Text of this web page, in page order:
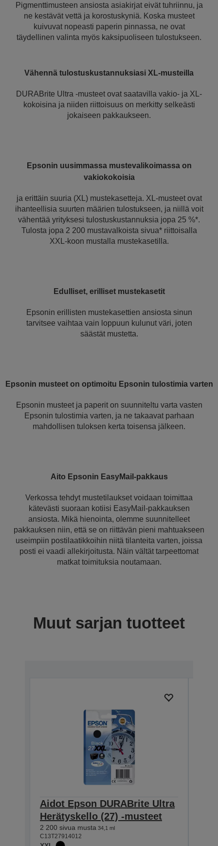
Pigmenttimusteen ansiosta asiakirjat eivät tuhriinnu, ja
ne kestävät vettä ja korostuskyniä. Koska musteet
kuivuvat nopeasti paperin pinnassa, ne ovat
täydellinen valinta myös kaksipuoliseen tulostukseen.
Vähennä tulostuskustannuksiasi XL-musteilla
DURABrite Ultra -musteet ovat saatavilla vakio- ja XL-
kokoisina ja niiden riittoisuus on merkitty selkeästi
jokaiseen pakkaukseen.
Epsonin uusimmassa mustevalikoimassa on
vakiokokoisia
ja erittäin suuria (XL) mustekasetteja. XL-musteet ovat
ihanteellisia suurten määrien tulostukseen, ja niillä voit
vähentää yrityksesi tulostuskustannuksia jopa 25 %*.
Tulosta jopa 2 200 mustavalkoista sivua* riittoisalla
XXL-koon mustalla mustekasetilla.
Edulliset, erilliset mustekasetit
Epsonin erillisten mustekasettien ansiosta sinun
tarvitsee vaihtaa vain loppuun kulunut väri, joten
säästät mustetta.
Epsonin musteet on optimoitu Epsonin tulostimia varten
Epsonin musteet ja paperit on suunniteltu varta vasten
Epsonin tulostimia varten, ja ne takaavat parhaan
mahdollisen tuloksen kerta toisensa jälkeen.
Aito Epsonin EasyMail-pakkaus
Verkossa tehdyt mustetilaukset voidaan toimittaa
kätevästi suoraan kotiisi EasyMail-pakkauksen
ansiosta. Mikä hienointa, olemme suunnitelleet
pakkauksen niin, että se on riittävän pieni mahtuakseen
useimpiin postilaatikkoihin niitä tilanteita varten, joissa
posti ei vaadi allekirjoitusta. Näin vältät tarpeettomat
matkat toimituksia noutamaan.
Muut sarjan tuotteet
Aidot Epson DURABrite Ultra
Herätyskello (27) -musteet
2 200 sivua musta 34,1 ml
C13T27914012